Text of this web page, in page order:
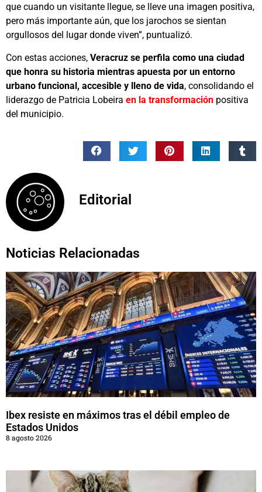
que cuando un visitante llegue, se lleve una imagen positiva,
pero más importante aún, que los jarochos se sientan
orgullosos del lugar donde viven”, puntualizó.
Con estas acciones, Veracruz se perfila como una ciudad
que honra su historia mientras apuesta por un entorno
urbano funcional, accesible y lleno de vida, consolidando el
liderazgo de Patricia Lobeira en la transformación positiva
del municipio.
Editorial
Noticias Relacionadas
Ibex resiste en máximos tras el débil empleo de
Estados Unidos
8 agosto 2026